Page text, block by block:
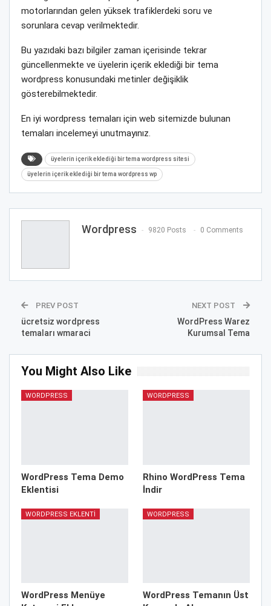
motorlarından gelen yüksek trafiklerdeki soru ve
sorunlara cevap verilmektedir.
Bu yazıdaki bazı bilgiler zaman içerisinde tekrar
güncellenmekte ve üyelerin içerik eklediği bir tema
wordpress konusundaki metinler değişiklik
gösterebilmektedir.
En iyi wordpress temaları için web sitemizde bulunan
temaları incelemeyi unutmayınız.
üyelerin içerik eklediği bir tema wordpress sitesi
üyelerin içerik eklediği bir tema wordpress wp
Wordpress 9820 Posts 0 Comments
PREV POST
ücretsiz wordpress
temaları wmaraci
NEXT POST
WordPress Warez
Kurumsal Tema
You Might Also Like
WORDPRESS
WordPress Tema Demo
Eklentisi
WORDPRESS
Rhino WordPress Tema
İndir
WORDPRESS EKLENTI
WordPress Menüye
WORDPRESS
WordPress Temanın Üst